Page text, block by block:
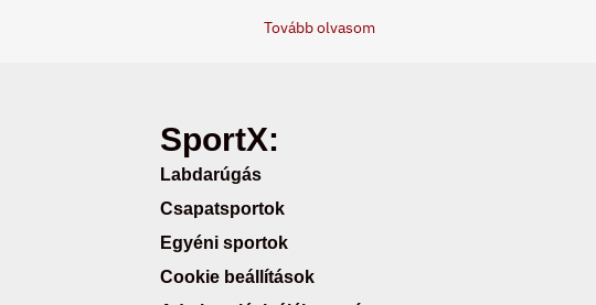
Tovább olvasom
SportX:
Labdarúgás
Csapatsportok
Egyéni sportok
Cookie beállítások